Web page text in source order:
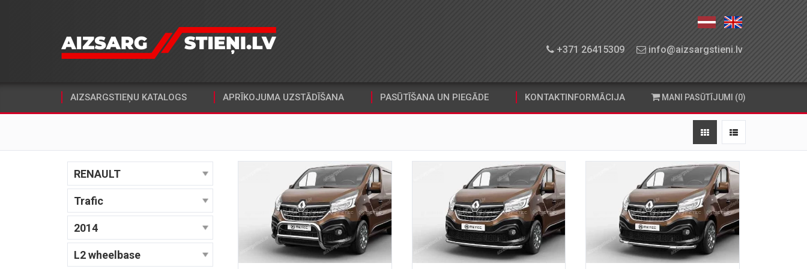
+371 26415309 info@aizsargstieni.lv
AIZSARGSTIEŅU KATALOGS APRĪKOJUMA UZSTĀDĪŠANA PASŪTĪŠANA UN PIEGĀDE KONTAKTINFORMĀCIJA MANI PASŪTĪJUMI (0)